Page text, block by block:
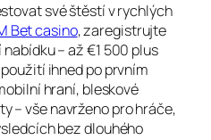
své štěstí v rychlých
Bet casino, zaregistrujte
– až €1 500 plus
ihned po prvním
hraní, bleskové
– vše navrženo pro hráče,
bez dlouhého